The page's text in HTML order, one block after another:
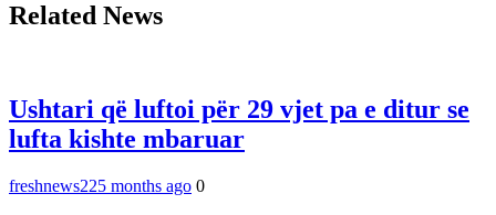
Related News
Ushtari që luftoi për 29 vjet pa e ditur se
lufta kishte mbaruar
freshnews225 months ago 0